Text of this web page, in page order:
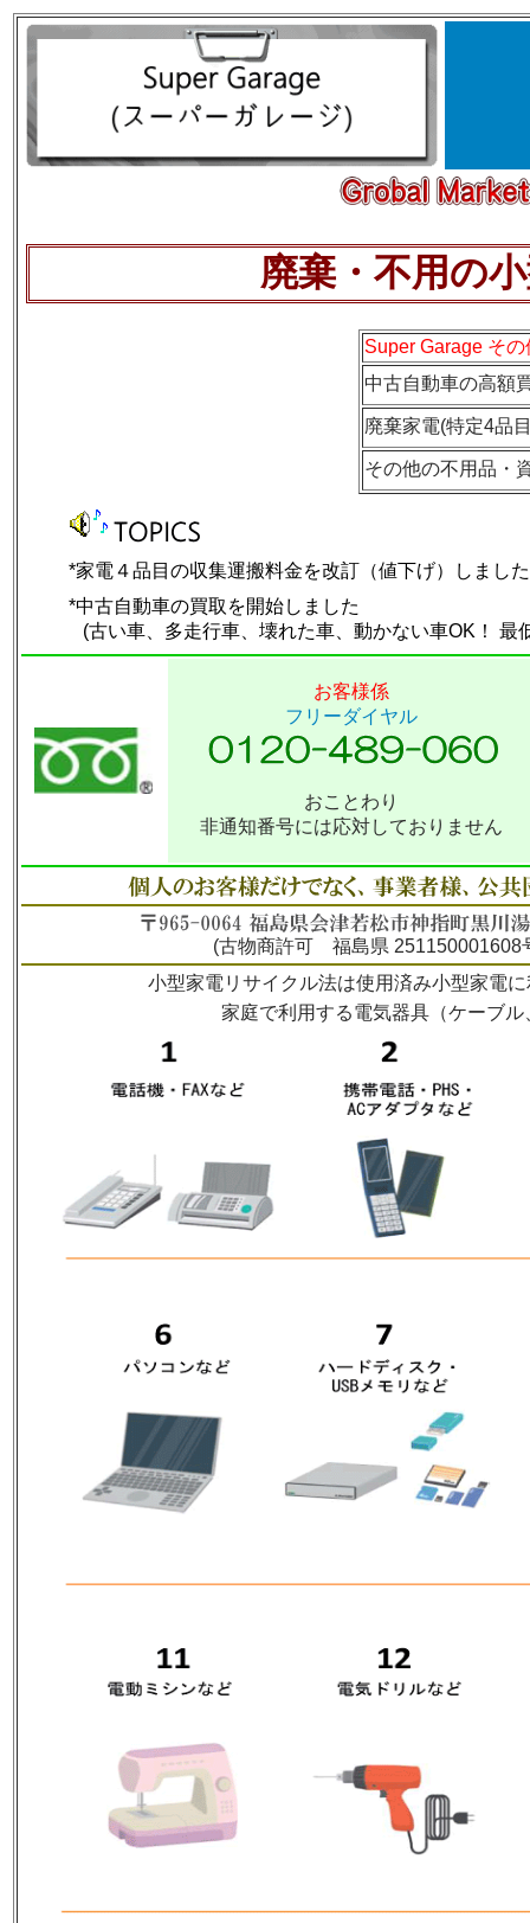
廃棄・不用の
Super Garage そ
中古自動車の高額
廃棄家電(特定4品
その他の不用品・
*家電４品目の収集運搬料金を改訂（値下げ）しました
*中古自動車の買取を開始しました
(古い車、多走行車、壊れた車、動かない車OK！ 最
お客様係
フリーダイヤル
おことわり
非通知番号には応対しておりません
(古物商許可 福島県 251150001608
小型家電リサイクル法は使用済み小型家電
家庭で利用する電気器具（ケーブ